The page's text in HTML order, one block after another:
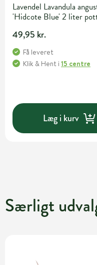
Lavendel Lavandula
'Hidcote Blue' 2 liter
49,95 kr.
Få leveret
Klik & Hent i 15 centre
Læg i kurv
Særligt